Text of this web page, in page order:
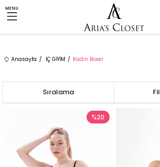
MENU
Anasayfa İÇ GİYİM Kadın Boxer
Sıralama
%20